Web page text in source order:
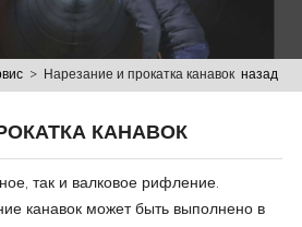
назад
> Нарезание и прокатка канавок
КАНАВОК
так и валковое рифление.
канавок может быть выполнено в